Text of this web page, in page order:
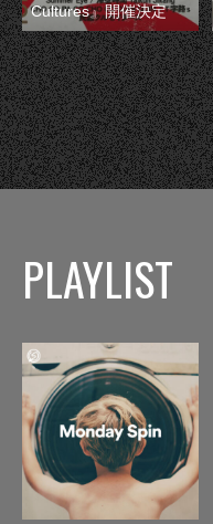
Cultures』開催決定
PLAYLIST